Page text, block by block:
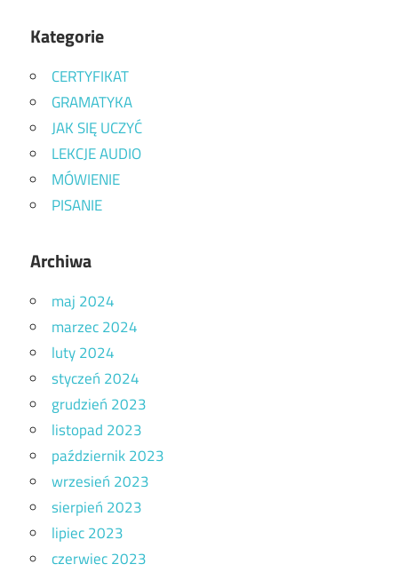
Kategorie
CERTYFIKAT
GRAMATYKA
JAK SIĘ UCZYĆ
LEKCJE AUDIO
MÓWIENIE
PISANIE
Archiwa
maj 2024
marzec 2024
luty 2024
styczeń 2024
grudzień 2023
listopad 2023
październik 2023
wrzesień 2023
sierpień 2023
lipiec 2023
czerwiec 2023